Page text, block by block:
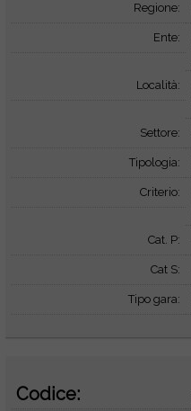
Regione:
Ente:
Località:
Settore:
Tipologia:
Criterio:
Cat. P:
Cat S:
Tipo gara:
Codice: